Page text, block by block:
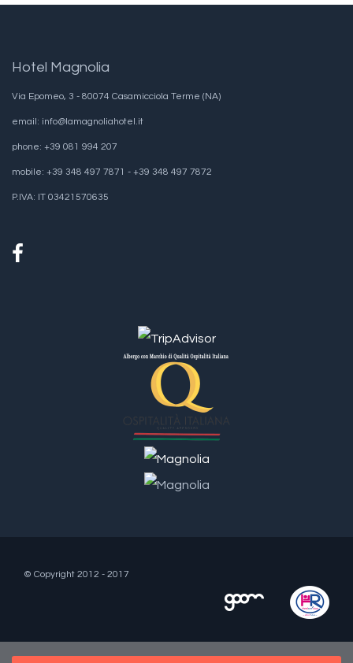
Hotel Magnolia
Via Epomeo, 3 - 80074 Casamicciola Terme (NA)
email: info@lamagnoliahotel.it
phone: +39 081 994 207
mobile: +39 348 497 7871 - +39 348 497 7872
P.IVA: IT 03421570635
© Copyright 2012 - 2017